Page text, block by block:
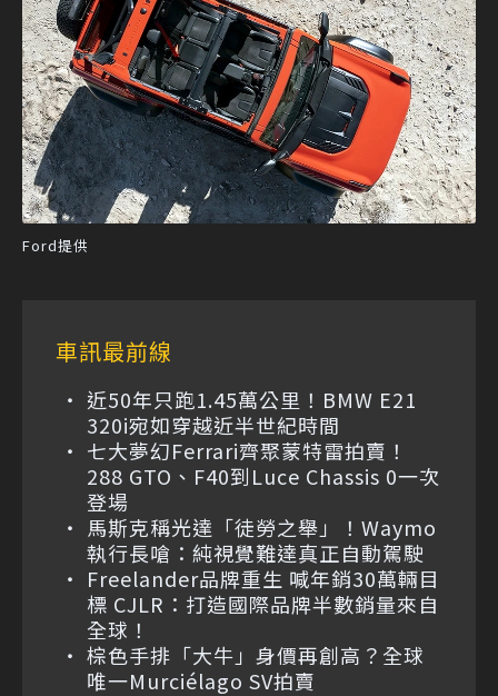
Ford提供
車訊最前線
近50年只跑1.45萬公里！BMW E21
320i宛如穿越近半世紀時間
七大夢幻Ferrari齊聚蒙特雷拍賣！
288 GTO、F40到Luce Chassis 0一次
登場
馬斯克稱光達「徒勞之舉」！Waymo
執行長嗆：純視覺難達真正自動駕駛
Freelander品牌重生 喊年銷30萬輛目
標 CJLR：打造國際品牌半數銷量來自
全球！
棕色手排「大牛」身價再創高？全球
唯一Murciélago SV拍賣